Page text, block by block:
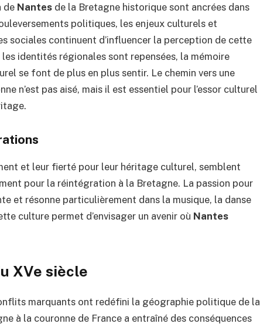
de Nantes de la Bretagne historique sont ancrées dans
politiques, les enjeux culturels et
sociales continuent d’influencer la perception de cette
identités régionales sont repensées, la mémoire
se font de plus en plus sentir. Le chemin vers une
n’est pas aisé, mais il est essentiel pour l’essor culturel
et leur fierté pour leur héritage culturel, semblent
pour la réintégration à la Bretagne. La passion pour
et résonne particulièrement dans la musique, la danse
culture permet d’envisager un avenir où Nantes
XVe siècle
marquants ont redéfini la géographie politique de la
à la couronne de France a entraîné des conséquences